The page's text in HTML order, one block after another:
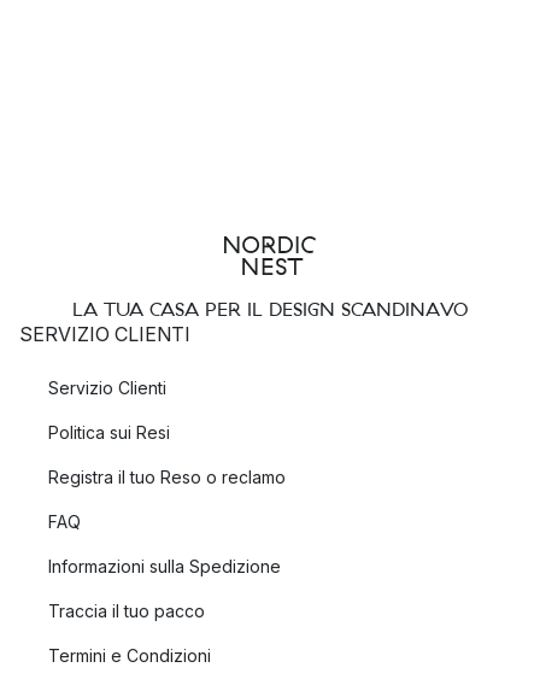
LA TUA CASA PER IL DESIGN SCANDINAVO
SERVIZIO CLIENTI
Servizio Clienti
Politica sui Resi
Registra il tuo Reso o reclamo
FAQ
Informazioni sulla Spedizione
Traccia il tuo pacco
Termini e Condizioni